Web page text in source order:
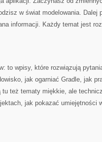
w świat modelowania. Dalej
informacji. Każdy temat jest
to wpisy, które rozwiązują
jak ogarniać Gradle, jak
też tematy miękkie, ale
jak pokazać umiejętności